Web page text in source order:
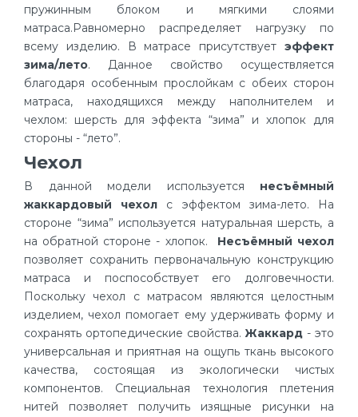
пружинным блоком и мягкими слоями
матраса.Равномерно распределяет нагрузку по
всему изделию. В матрасе присутствует эффект
зима/лето. Данное свойство осуществляется
благодаря особенным прослойкам с обеих сторон
матраса, находящихся между наполнителем и
чехлом: шерсть для эффекта “зима” и хлопок для
стороны - “лето”.
Чехол
В данной модели используется несъёмный
жаккардовый чехол с эффектом зима-лето. На
стороне “зима” используется натуральная шерсть, а
на обратной стороне - хлопок. Несъёмный чехол
позволяет сохранить первоначальную конструкцию
матраса и поспособствует его долговечности.
Поскольку чехол с матрасом являются целостным
изделием, чехол помогает ему удерживать форму и
сохранять ортопедические свойства. Жаккард- это
универсальная и приятная на ощупь ткань высокого
качества, состоящая из экологически чистых
компонентов. Специальная технология плетения
нитей позволяет получить изящные рисунки на